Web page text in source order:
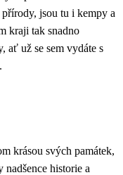
jsou tu i kempy a
kraji tak snadno
ať už se sem vydáte s
krásou svých památek,
historie a